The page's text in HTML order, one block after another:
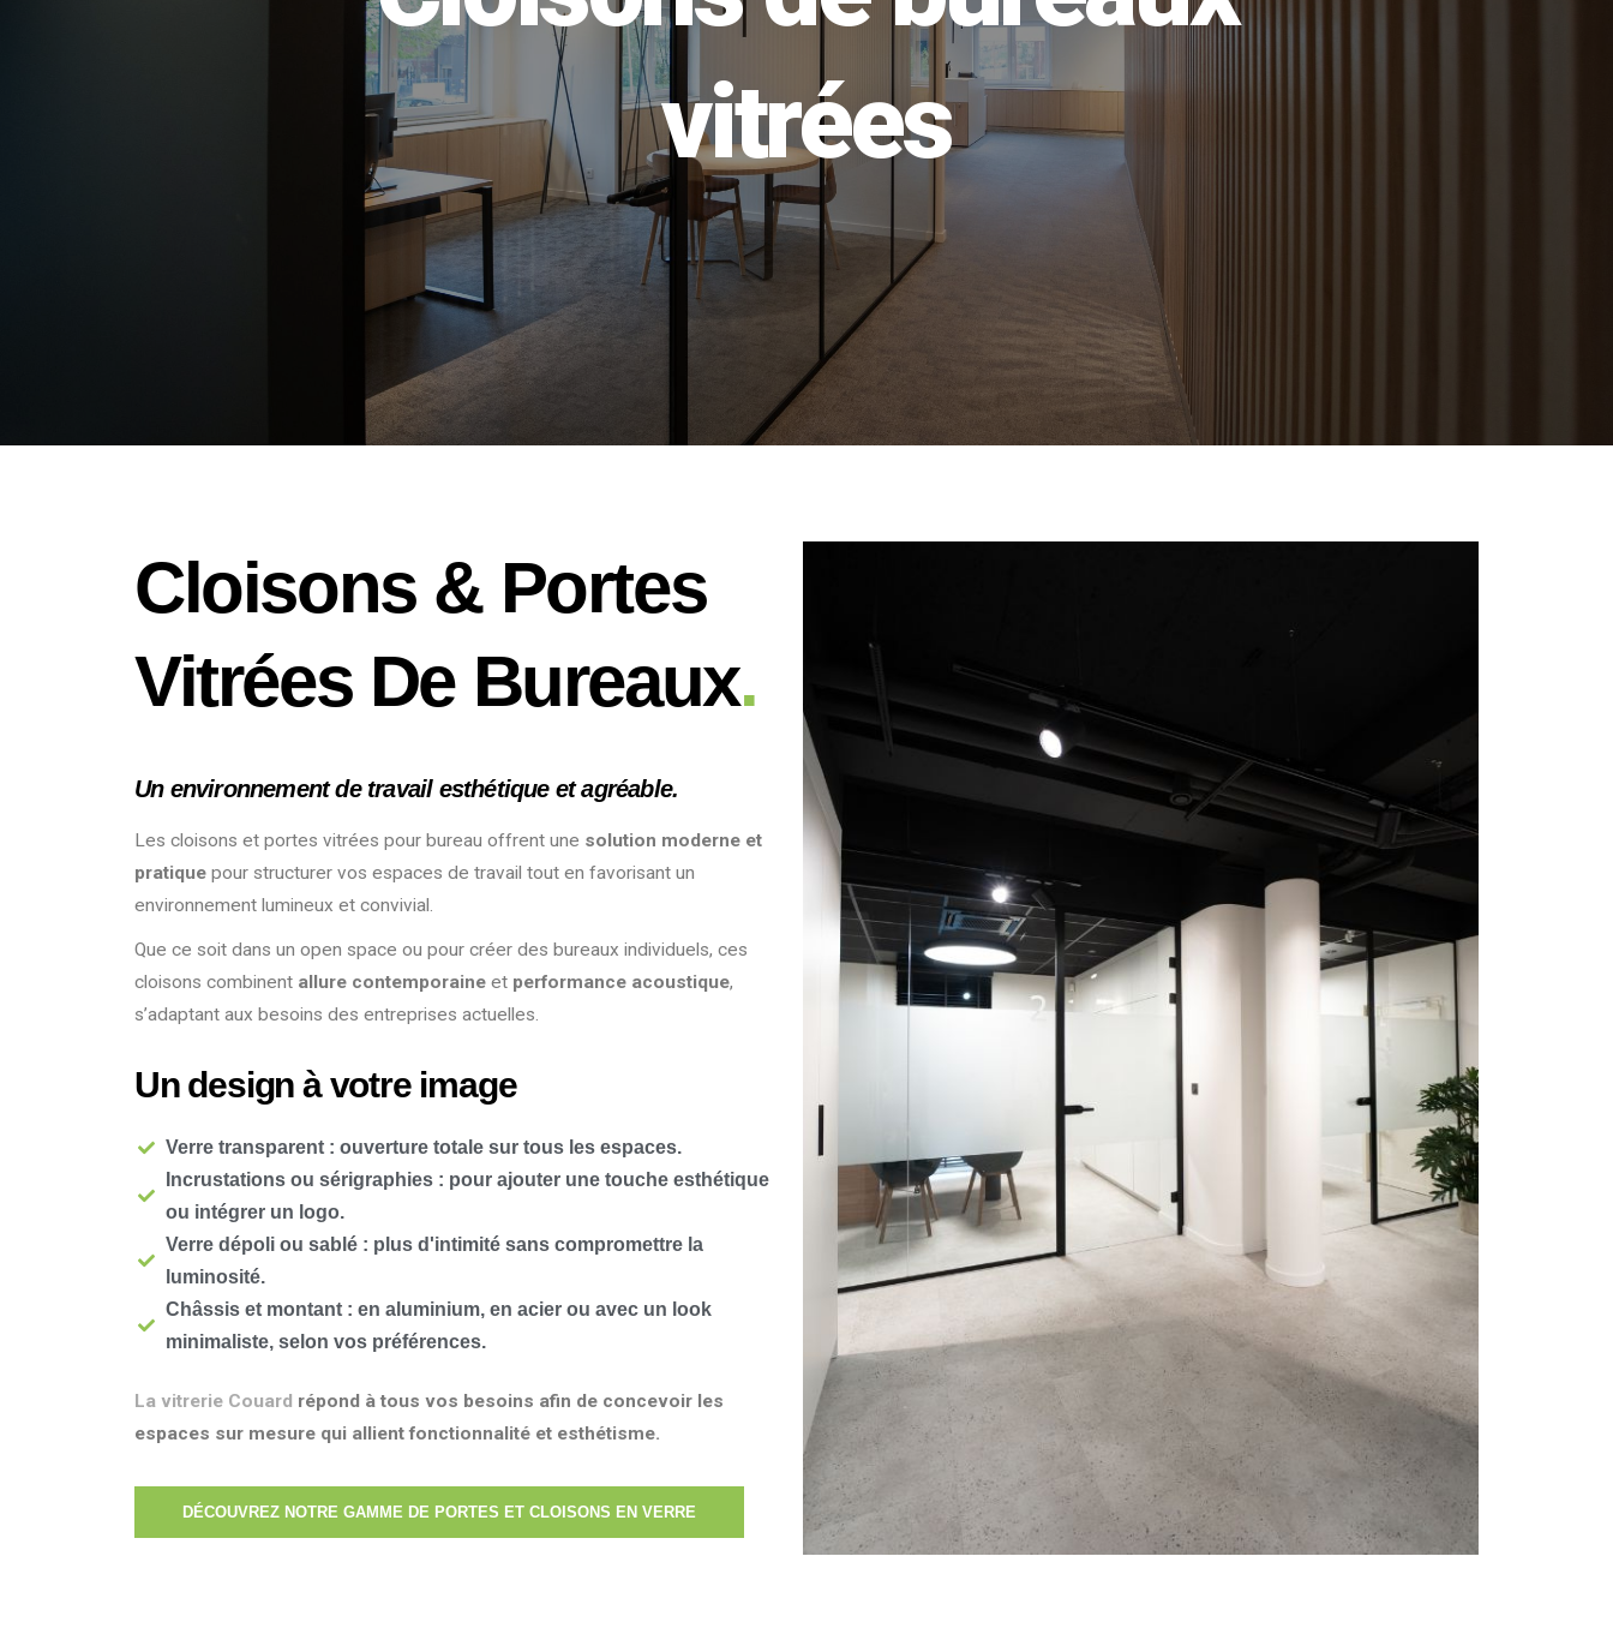
vitrées
Cloisons & Portes
Vitrées De Bureaux.
Un environnement de travail esthétique et agréable.
Les cloisons et portes vitrées pour bureau offrent une solution moderne et
pratique pour structurer vos espaces de travail tout en favorisant un
environnement lumineux et convivial.
Que ce soit dans un open space ou pour créer des bureaux individuels, ces
cloisons combinent allure contemporaine et performance acoustique,
s’adaptant aux besoins des entreprises actuelles.
Un design à votre image
Verre transparent : ouverture totale sur tous les espaces.
Incrustations ou sérigraphies : pour ajouter une touche esthétique
ou intégrer un logo.
Verre dépoli ou sablé : plus d'intimité sans compromettre la
luminosité.
Châssis et montant : en aluminium, en acier ou avec un look
minimaliste, selon vos préférences.
La vitrerie Couard répond à tous vos besoins afin de concevoir les
espaces sur mesure qui allient fonctionnalité et esthétisme.
DÉCOUVREZ NOTRE GAMME DE PORTES ET CLOISONS EN VERRE